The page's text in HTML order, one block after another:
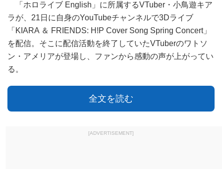
「ホロライブ English」に所属するVTuber・小鳥遊キア
ラが、21日に自身のYouTubeチャンネルで3Dライブ
「KIARA ＆ FRIENDS: H!P Cover Song Spring Concert」
を配信。そこに配信活動を終了していたVTuberのワトソ
ン・アメリアが登場し、ファンから感動の声が上がってい
る。
全文を読む
[ADVERTISEMENT]